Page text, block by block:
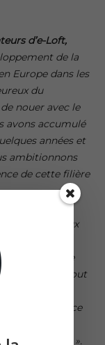
d’e-Loft,
de la
Europe dans les
du
nouer avec le
avons accumulé
années et
ambitionnons
de cette filière
très heureux
Ways, et
que
acteurs. L’ajout
de
renforce
dans les
vers l’avenir ».